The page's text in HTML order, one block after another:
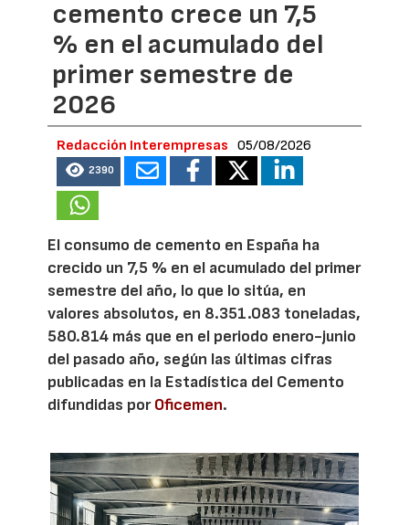
cemento crece un 7,5
% en el acumulado del
primer semestre de
2026
Redacción Interempresas 05/08/2026
2390
El consumo de cemento en España ha
crecido un 7,5 % en el acumulado del primer
semestre del año, lo que lo sitúa, en
valores absolutos, en 8.351.083 toneladas,
580.814 más que en el periodo enero-junio
del pasado año, según las últimas cifras
publicadas en la Estadística del Cemento
difundidas porOficemen.